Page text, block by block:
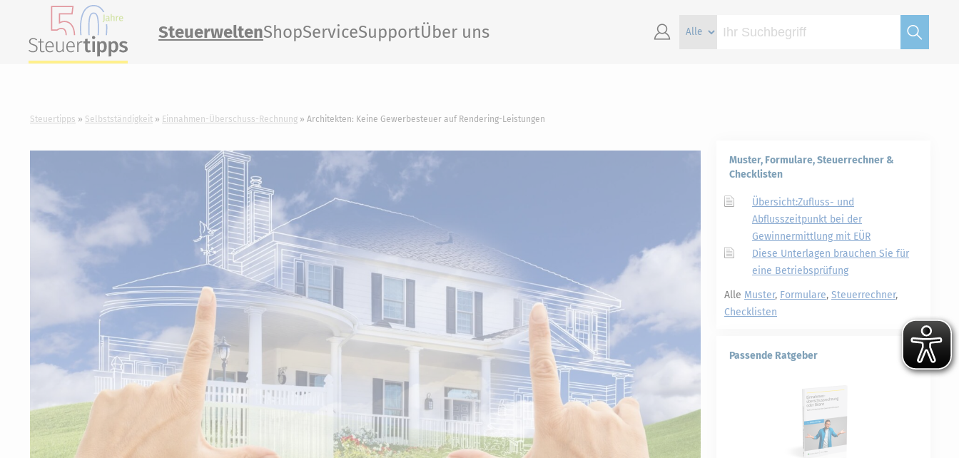
SteuerweltenShopServiceSupportÜber uns
Steuertipps Selbstständigkeit Einnahmen-Überschuss-Rechnung Architekten: Keine Gewerbesteuer auf Rendering-Leistungen
Muster, Formulare, Steuerrechner &
Checklisten
Übersicht:Zufluss- und
Abflusszeitpunkt bei der
Gewinnermittlung mit EÜR
Diese Unterlagen brauchen Sie für
eine Betriebsprüfung
Alle Muster, Formulare, Steuerrechner,
Checklisten
Passende Ratgeber